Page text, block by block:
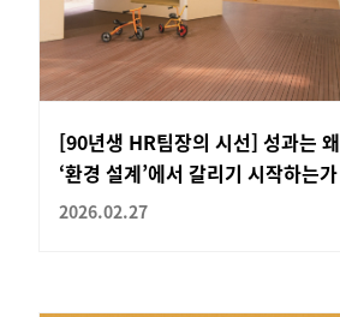
[90년생 HR팀장의 시선] 성과는 왜
‘환경 설계’에서 갈리기 시작하는가
2026.02.27